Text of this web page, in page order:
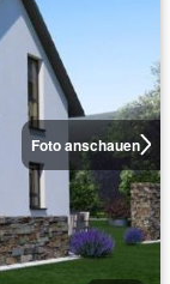
Foto anschauen